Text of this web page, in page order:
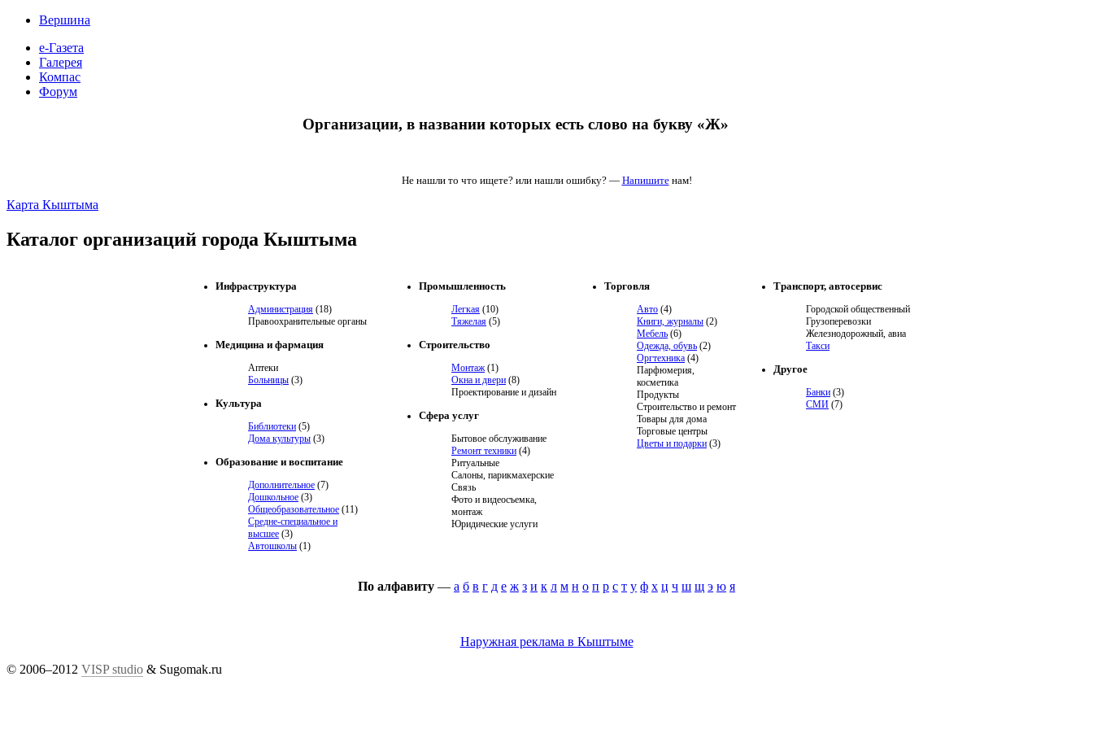
Вершина
е-Газета
Галерея
Компас
Форум
Организации, в названии которых есть слово на букву «Ж»
Не нашли то что ищете? или нашли ошибку? — Напишитенам!
Карта Кыштыма
Каталог организаций города Кыштыма
Инфраструктура
Администрация (18)
Правоохранительные органы
Медицина и фармация
Аптеки
Больницы (3)
Культура
Библиотеки (5)
Дома культуры (3)
Образование и воспитание
Дополнительное (7)
Дошкольное (3)
Общеобразовательное (11)
Средне-специальное и
высшее (3)
Автошколы (1)
Промышленность
Легкая (10)
Тяжелая (5)
Строительство
Монтаж(1)
Окна и двери (8)
Проектирование и дизайн
Сфера услуг
Бытовое обслуживание
Ремонт техники (4)
Ритуальные
Салоны, парикмахерские
Связь
Фото и видеосъемка,
монтаж
Юридические услуги
Торговля
Авто (4)
Книги, журналы (2)
Мебель (6)
Одежда, обувь (2)
Оргтехника (4)
Парфюмерия,
косметика
Продукты
Строительство и ремонт
Товары для дома
Торговые центры
Цветы и подарки (3)
Транспорт, автосервис
Городской общественный
Грузоперевозки
Железнодорожный, авиа
Такси
Другое
Банки (3)
СМИ (7)
По алфавиту — а б в г д е ж з и к л м н о п р с т у ф х ц ч ш щ э ю я
Наружная реклама в Кыштыме
© 2006–2012 VISP studio & Sugomak.ru